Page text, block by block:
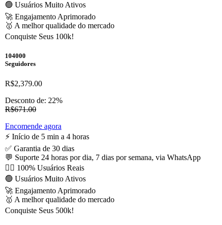
🟢 Usuários Muito Ativos
🚀 Engajamento Aprimorado
🥇 A melhor qualidade do mercado
Conquiste Seus 100k!
104000
Seguidores
R$2,379.00
Desconto de: 22%
R$671.00
Encomende agora
⚡️ Início de 5 min a 4 horas
✅ Garantia de 30 dias
💬 Suporte 24 horas por dia, 7 dias por semana, via WhatsApp
🙋‍♂️ 100% Usuários Reais
🟢 Usuários Muito Ativos
🚀 Engajamento Aprimorado
🥇 A melhor qualidade do mercado
Conquiste Seus 500k!